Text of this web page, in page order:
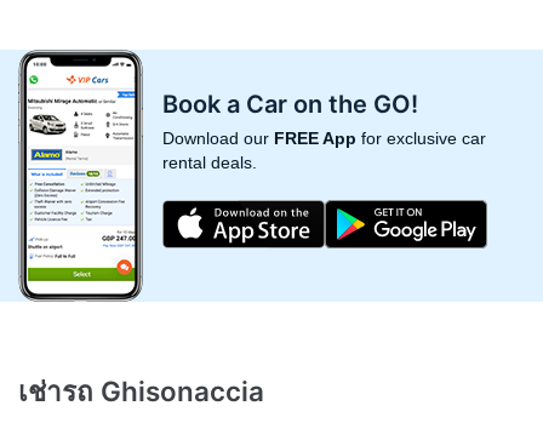
Book a Car on the GO!
Download our FREE App for exclusive car
rental deals.
เช่ารถ Ghisonaccia